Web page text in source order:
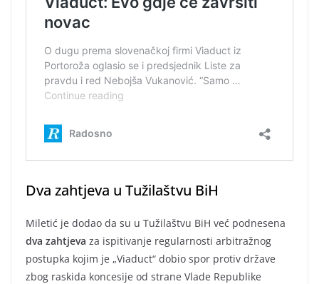
Dva zahtjeva u Tužilaštvu BiH
Miletić je dodao da su u Tužilaštvu BiH već podnesena
dva zahtjeva za ispitivanje regularnosti arbitražnog
postupka kojim je „Viaduct“ dobio spor protiv države
zbog raskida koncesije od strane Vlade Republike